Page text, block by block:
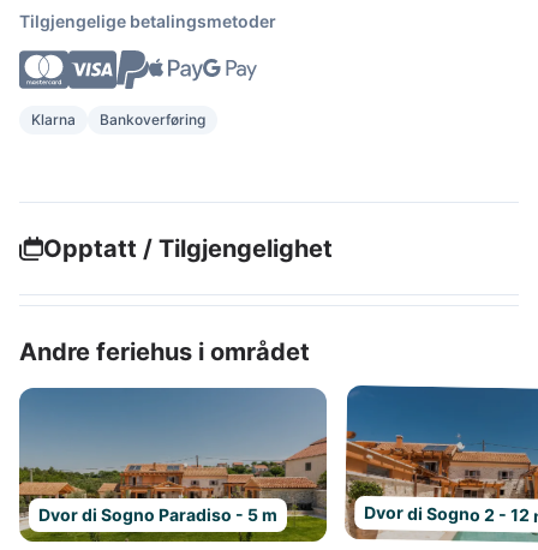
Tilgjengelige betalingsmetoder
Klarna Bankoverføring
Opptatt / Tilgjengelighet
Andre feriehus i området
Dvor di Sogno Paradiso - 5 m Dvor di Sogno 2 - 12